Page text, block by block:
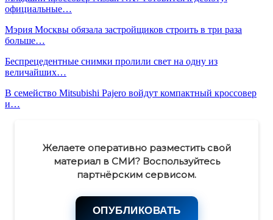
официальные…
Мэрия Москвы обязала застройщиков строить в три раза
больше…
Беспрецедентные снимки пролили свет на одну из
величайших…
В семейство Mitsubishi Pajero войдут компактный кроссовер
и…
Желаете оперативно разместить свой
материал в СМИ? Воспользуйтесь
партнёрским сервисом.
ОПУБЛИКОВАТЬ